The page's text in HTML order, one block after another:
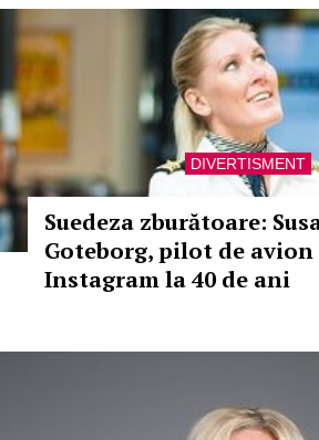
DIVERTISMENT
Suedeza zburătoare:
Goteborg, pilot de avion
Instagram la 40 de ani